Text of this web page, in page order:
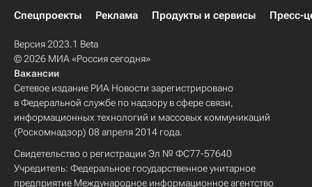
Спецпроекты
Реклама Продукты и сервисы Пресс-
Версия 2023.1 Beta
© 2026 МИА «Россия сегодня»
Вакансии
Сетевое издание РИА Новости зарегистрировано
в Федеральной службе по надзору в сфере связи,
информационных технологий и массовых коммуникаций
(Роскомнадзор) 08 апреля 2014 года.
Свидетельство о регистрации Эл № ФС77-57640
Учредитель: Федеральное государственное унитарное
предприятие Международное информационное агентство